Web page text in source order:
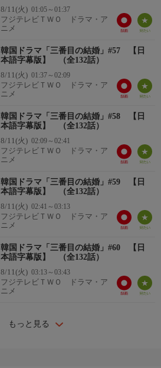
8/11(火) 01:05～01:37
フジテレビＴＷＯ ドラマ・ア
ニメ
韓国ドラマ「三番目の結婚」#57 【日
本語字幕版】 （全132話）
8/11(火) 01:37～02:09
フジテレビＴＷＯ ドラマ・ア
ニメ
韓国ドラマ「三番目の結婚」#58 【日
本語字幕版】 （全132話）
8/11(火) 02:09～02:41
フジテレビＴＷＯ ドラマ・ア
ニメ
韓国ドラマ「三番目の結婚」#59 【日
本語字幕版】 （全132話）
8/11(火) 02:41～03:13
フジテレビＴＷＯ ドラマ・ア
ニメ
韓国ドラマ「三番目の結婚」#60 【日
本語字幕版】 （全132話）
8/11(火) 03:13～03:43
フジテレビＴＷＯ ドラマ・ア
ニメ
もっと見る